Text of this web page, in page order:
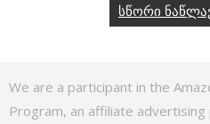
სწორი
We are a participant in the
Program, an affiliate